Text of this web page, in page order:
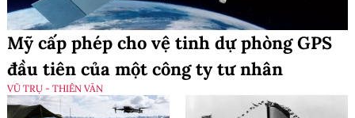
Mỹ cấp phép cho vệ tinh dự phòng GPS
đầu tiên của một công ty tư nhân
VŨ TRỤ - THIÊN VĂN